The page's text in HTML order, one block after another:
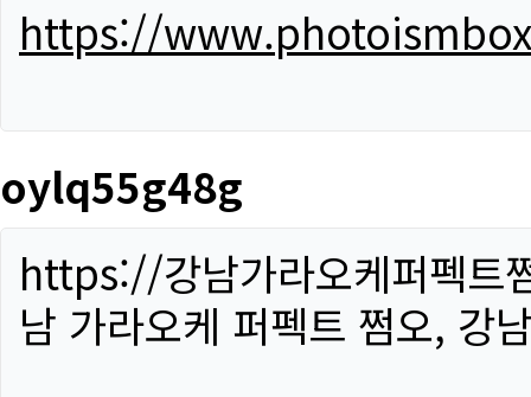
https://
oylq55g48g
https://강남가라오케퍼펙트
남 가라오케 퍼펙트 쩜오, 강